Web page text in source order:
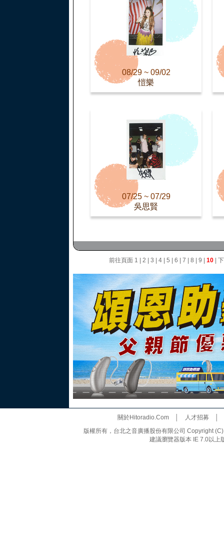
08/29 ~ 09/02
愷樂
07/25 ~ 07/29
吳思賢
前往頁面 1 2 3 4| 5 6 7 8 9 10|
關於Hitoradio.Com│ 人才招募
版權所有，台北之音廣播股份有限公司 Copyright
建議瀏覽器版本 IE 7.0以上